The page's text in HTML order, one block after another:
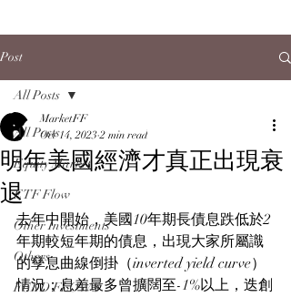
Post
All Posts
Equity Market
ETF Flow
Other Investments
Others
FUND FLOWS
All Posts
明年美國經濟才真正出現衰
退
MarketFF
Oct 14, 2023 2 min read
去年中開始，美國10年期長債息跌低於2
年期較短年期的債息，出現大家所屬識
的孳息曲線倒掛（inverted yield curve）
情況；息差最多曾擴闊至-1%以上，迭創